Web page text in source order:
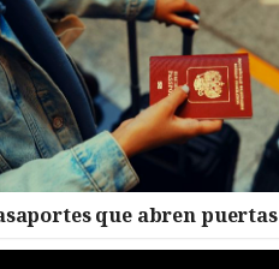
que abren puertas